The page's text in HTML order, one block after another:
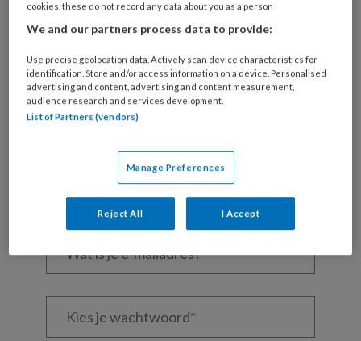
Wil je dit artikel lezen?
Maak gratis een account aan en lees 2
Al een account of abonnement?
Wat
Kies
wachtwoord*
cookies, these do not record any data about you as a person
We and our partners process data to provide:
Use precise geolocation data. Actively scan device characteristics for
identification. Store and/or access information on a device. Personalised
advertising and content, advertising and content measurement,
audience research and services development.
List of Partners (vendors)
Manage Preferences
Reject All I Accept